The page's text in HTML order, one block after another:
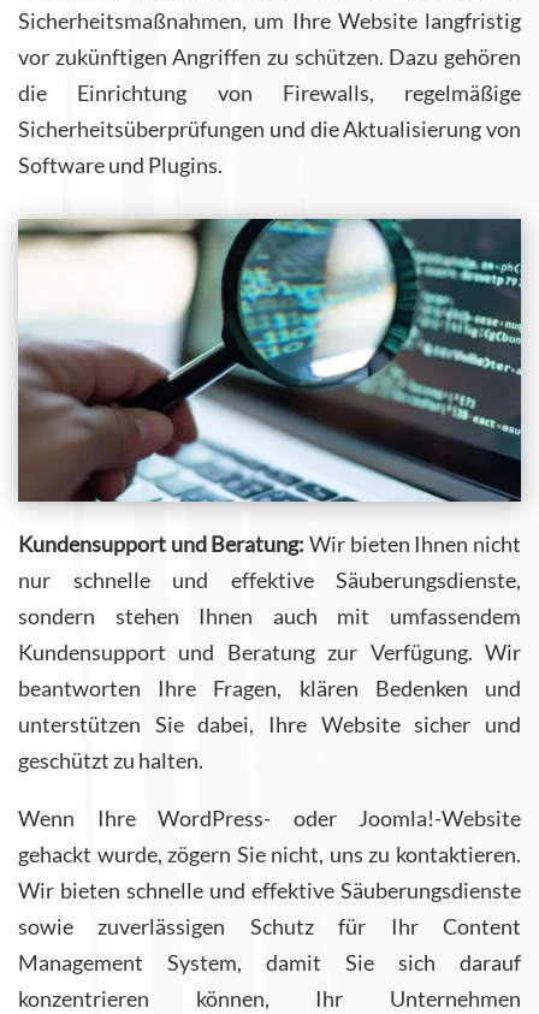
Sicherheitsmaßnahmen, um Ihre Website langfristig
vor zukünftigen Angriffen zu schützen. Dazu gehören
die Einrichtung von Firewalls, regelmäßige
Sicherheitsüberprüfungen und die Aktualisierung von
Software und Plugins.
Kundensupport und Beratung: Wir bieten Ihnen nicht
nur schnelle und effektive Säuberungsdienste,
sondern stehen Ihnen auch mit umfassendem
Kundensupport und Beratung zur Verfügung. Wir
beantworten Ihre Fragen, klären Bedenken und
unterstützen Sie dabei, Ihre Website sicher und
geschützt zu halten.
Wenn Ihre WordPress- oder Joomla!-Website
gehackt wurde, zögern Sie nicht, uns zu kontaktieren.
Wir bieten schnelle und effektive Säuberungsdienste
sowie zuverlässigen Schutz für Ihr Content
Management System, damit Sie sich darauf
konzentrieren können, Ihr Unternehmen